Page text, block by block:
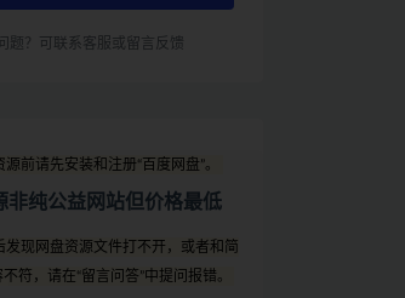
题？可联系客服或留言反馈
源前请先安装和注册“百度网盘”。
非纯公益网站但价格最低
发现网盘资源文件打不开，或者和简
符，请在“留言问答”中提问报错。